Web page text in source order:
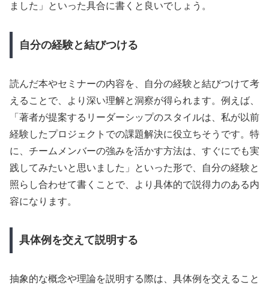
ました」といった具合に書くと良いでしょう。
自分の経験と結びつける
読んだ本やセミナーの内容を、自分の経験と結びつけて考
えることで、より深い理解と洞察が得られます。例えば、
「著者が提案するリーダーシップのスタイルは、私が以前
経験したプロジェクトでの課題解決に役立ちそうです。特
に、チームメンバーの強みを活かす方法は、すぐにでも実
践してみたいと思いました」といった形で、自分の経験と
照らし合わせて書くことで、より具体的で説得力のある内
容になります。
具体例を交えて説明する
抽象的な概念や理論を説明する際は、具体例を交えること